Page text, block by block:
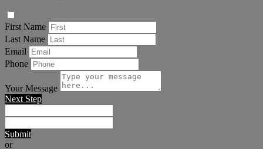
First Name
Last Name
Email
Phone
Your Message
Next Step
Submit
or